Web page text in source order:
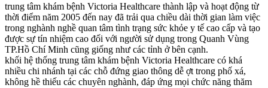
trung tâm khám bệnh Victoria Healthcare thành lập và hoạt động từ
thời điểm năm 2005 đến nay đã trải qua chiều dài thời gian làm việc
trong nghành nghề quan tâm tình trạng sức khỏe y tế cao cấp và tạo
được sự tín nhiệm cao đối với người sử dụng trong Quanh Vùng
TP.Hồ Chí Minh cũng giống như các tỉnh ở bên cạnh.
khối hệ thống trung tâm khám bệnh Victoria Healthcare có khá
nhiều chi nhánh tại các chỗ đứng giao thông dễ ợt trong phố xá,
không hề thiếu các chuyên nghành, đáp ứng mọi chức năng thăm